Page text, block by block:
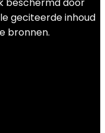
geciteerde inhoud
bronnen.